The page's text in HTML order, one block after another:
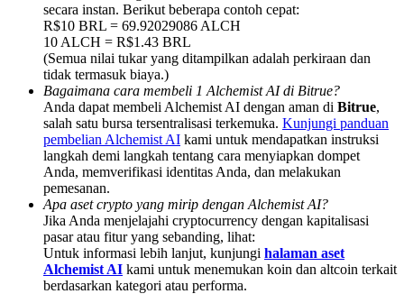
BTC Welcome Rewards
Deposit & Trade BTC to Share 25000 USDT prize pool!
Deposit CASHCAT & Win
Share 500000 CASHCAT prize pool
secara instan. Berikut beberapa contoh cepat:
R$10 BRL = 69.92029086 ALCH
10 ALCH = R$1.43 BRL
(Semua nilai tukar yang ditampilkan adalah perkiraan dan
tidak termasuk biaya.)
Bagaimana cara membeli 1 Alchemist AI di Bitrue?
Anda dapat membeli Alchemist AI dengan aman di Bitrue,
salah satu bursa tersentralisasi terkemuka. Kunjungi panduan
pembelian Alchemist AI kami untuk mendapatkan instruksi
langkah demi langkah tentang cara menyiapkan dompet
Anda, memverifikasi identitas Anda, dan melakukan
pemesanan.
Apa aset crypto yang mirip dengan Alchemist AI?
Jika Anda menjelajahi cryptocurrency dengan kapitalisasi
pasar atau fitur yang sebanding, lihat:
Untuk informasi lebih lanjut, kunjungi halaman aset
Alchemist AI kami untuk menemukan koin dan altcoin terkait
berdasarkan kategori atau performa.